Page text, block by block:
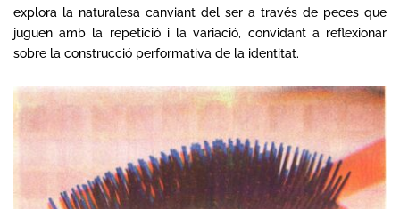
explora la naturalesa canviant del ser a través de peces que
juguen amb la repetició i la variació, convidant a reflexionar
sobre la construcció performativa de la identitat.